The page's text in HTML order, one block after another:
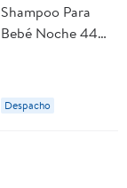
Shampoo Para
Bebé Noche 444
Despacho